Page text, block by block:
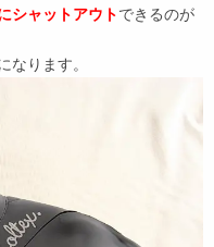
シャットアウトできるのが
なります。